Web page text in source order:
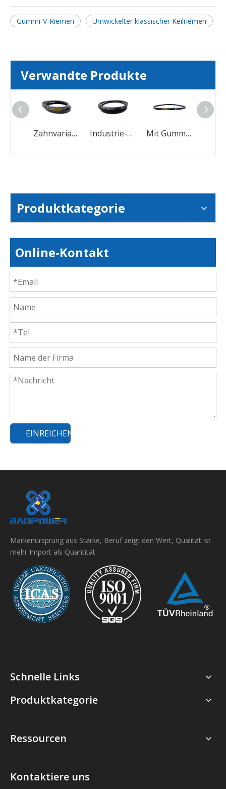
Gummi-V-Riemen Umwickelter klassischer Keilriemen
Verwandte Produkte
Zahnvariabler Gummi-V-Gürtel für Mähdrescher Industrie-Keilriemen mit Gummiummantelung und hoher Übertragungseffizienz Mit Gummi umwickelter Keilriemen für verbesserte Lastverteilung
Produktkategorie
Online-Kontakt
EINREICHEN
Markenursprung aus Stärke, Beruf zeigt den Wert, Qualität ist
mehr Import als Quantität
Schnelle Links
Produktkategorie
Ressourcen
Kontaktiere uns